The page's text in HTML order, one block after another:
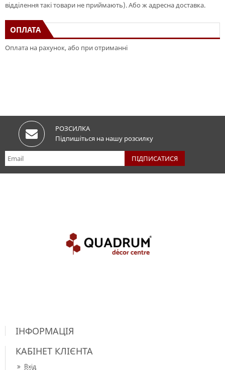
відділення такі товари не приймають). Або ж адресна доставка.
ОПЛАТА
Оплата на рахунок, або при отриманні
РОЗСИЛКА
Підпишіться на нашу розсилку
ІНФОРМАЦІЯ
КАБІНЕТ КЛІЄНТА
Вхід